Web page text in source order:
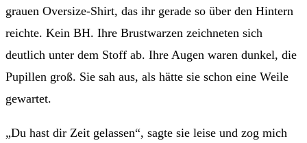
grauen Oversize-Shirt, das ihr gerade so über den Hintern
reichte. Kein BH. Ihre Brustwarzen zeichneten sich
deutlich unter dem Stoff ab. Ihre Augen waren dunkel, die
Pupillen groß. Sie sah aus, als hätte sie schon eine Weile
gewartet.
„Du hast dir Zeit gelassen“, sagte sie leise und zog mich